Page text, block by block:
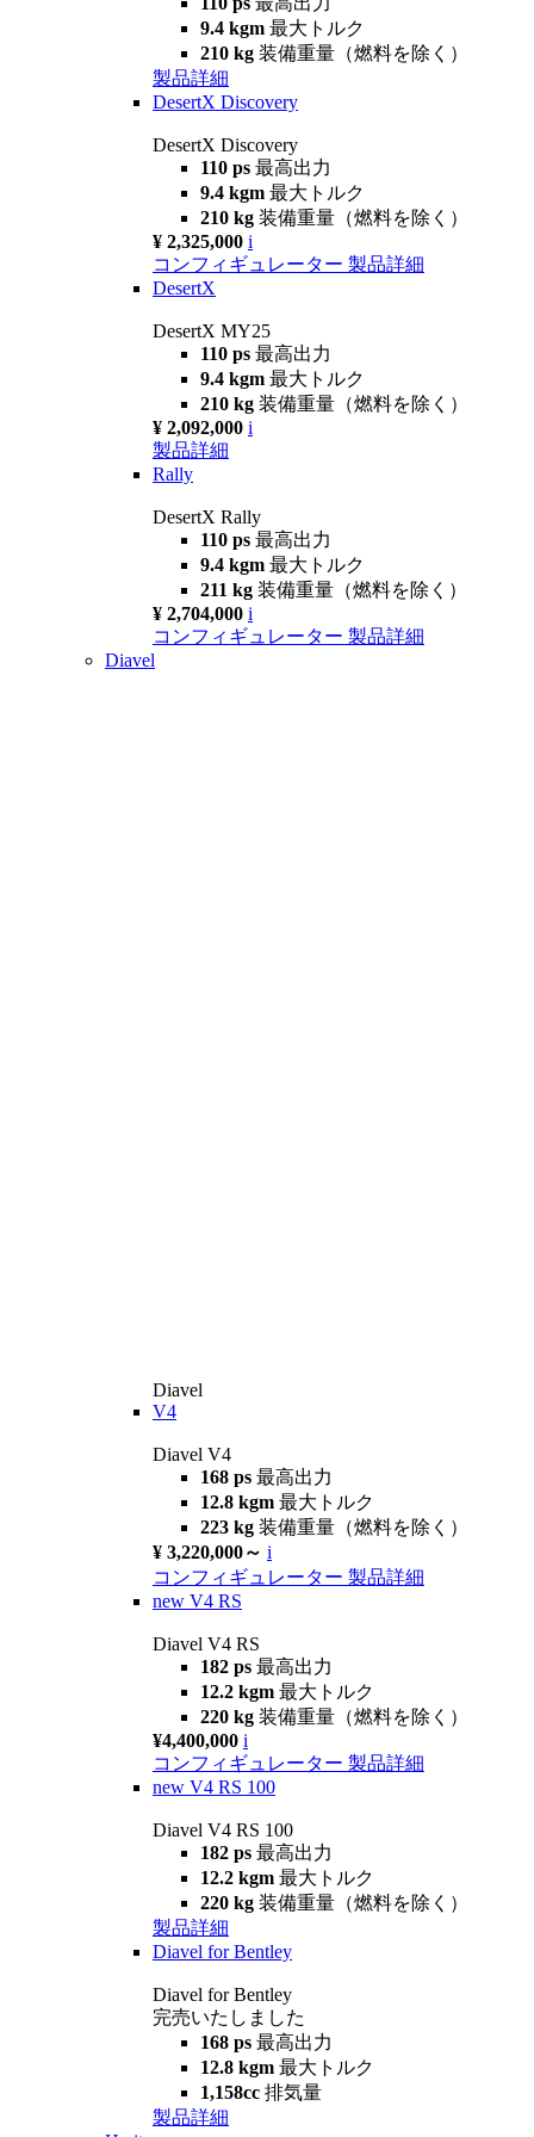
9.4 kgm 最大トルク
210 kg 装備重量（燃料を除く）
製品詳細
DesertX Discovery
DesertX Discovery
110 ps 最高出力
9.4 kgm 最大トルク
210 kg 装備重量（燃料を除く）
¥ 2,325,000 i
コンフィギュレーター 製品詳細
DesertX
DesertX MY25
110 ps 最高出力
9.4 kgm 最大トルク
210 kg 装備重量（燃料を除く）
¥ 2,092,000 i
製品詳細
Rally
DesertX Rally
110 ps 最高出力
9.4 kgm 最大トルク
211 kg 装備重量（燃料を除く）
¥ 2,704,000 i
コンフィギュレーター 製品詳細
Diavel
Diavel
V4
Diavel V4
168 ps 最高出力
12.8 kgm 最大トルク
223 kg 装備重量（燃料を除く）
¥ 3,220,000～ i
コンフィギュレーター 製品詳細
new V4 RS
Diavel V4 RS
182 ps 最高出力
12.2 kgm 最大トルク
220 kg 装備重量（燃料を除く）
¥4,400,000 i
コンフィギュレーター 製品詳細
new V4 RS 100
Diavel V4 RS 100
182 ps 最高出力
12.2 kgm 最大トルク
220 kg 装備重量（燃料を除く）
製品詳細
Diavel for Bentley
Diavel for Bentley
完売いたしました
168 ps 最高出力
12.8 kgm 最大トルク
1,158cc 排気量
製品詳細